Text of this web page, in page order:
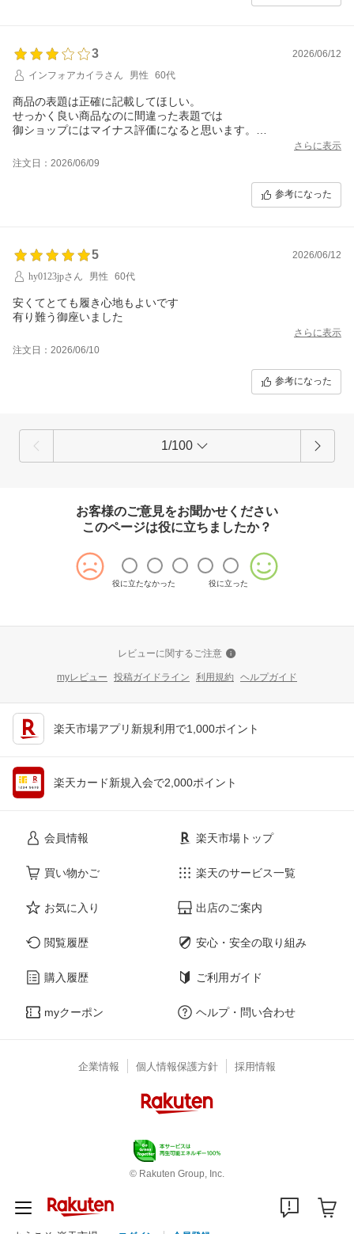
3
2026/06/12
インフォアカイラさん
男性 60代
商品の表題は正確に記載してほしい。
せっかく良い商品なのに間違った表題では
御ショップにはマイナス評価になると思います。
さらに表示
注文日：2026/06/09
参考になった
5
2026/06/12
hy0123jpさん
男性 60代
安くてとても履き心地もよいです
有り難う御座いました
さらに表示
注文日：2026/06/10
参考になった
1/100
お客様のご意見をお聞かせください
このページは役に立ちましたか？
役に立たなかった 役に立った
レビューに関するご注意
myレビュー 投稿ガイドライン 利用規約 ヘルプガイド
楽天市場アプリ新規利用で1,000ポイント
楽天カード新規入会で2,000ポイント
会員情報
買い物かご
お気に入り
閲覧履歴
購入履歴
myクーポン
楽天市場トップ
楽天のサービス一覧
出店のご案内
安心・安全の取り組み
ご利用ガイド
ヘルプ・問い合わせ
企業情報 個人情報保護方針 採用情報
© Rakuten Group, Inc.